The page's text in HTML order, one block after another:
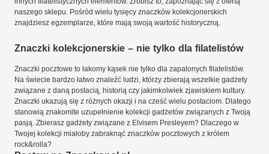
naszego sklepu. Pośród wielu tysięcy znaczków kolekcjonerskich
znajdziesz egzemplarze, które mają swoją wartość historyczną.
Znaczki kolekcjonerskie – nie tylko dla filatelistów
Znaczki pocztowe to łakomy kąsek nie tylko dla zapalonych filatelistów.
Na świecie bardzo łatwo znaleźć ludzi, którzy zbierają wszelkie gadżety
związane z daną postacią, historią czy jakimkolwiek zjawiskiem kultury.
Znaczki ukazują się z różnych okazji i na cześć wielu postaciom. Dlatego
stanowią znakomite uzupełnienie kolekcji gadżetów związanych z Twoją
pasją. Zbierasz gadżety związane z Elvisem Presleyem? Dlaczego w
Twojej kolekcji miałoby zabraknąć znaczków pocztowych z królem
rock&rolla?